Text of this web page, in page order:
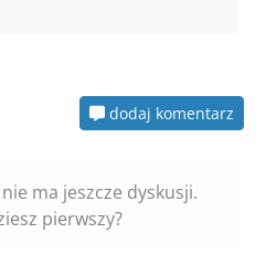
dodaj komentarz
ma jeszcze dyskusji.
pierwszy?